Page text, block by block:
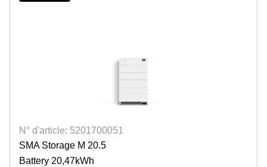
N° d'article: 5201700051
SMA Storage M 20.5
Battery 20,47kWh